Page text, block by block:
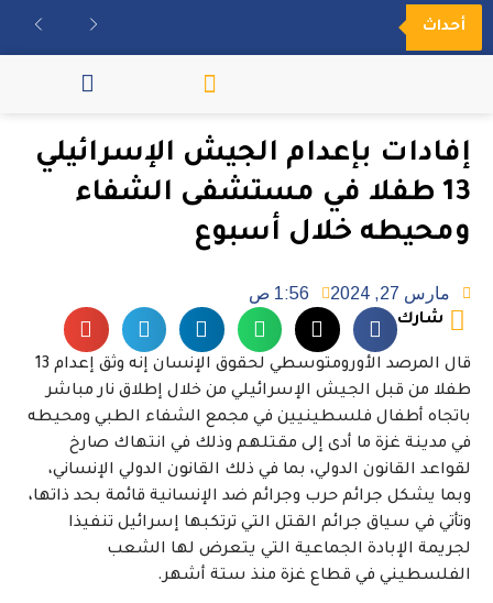
أحداث
إفادات بإعدام الجيش الإسرائيلي
13 طفلا في مستشفى الشفاء
ومحيطه خلال أسبوع
مارس 27, 2024 1:56 ص
شارك
قال المرصد الأورومتوسطي لحقوق الإنسان إنه وثق إعدام 13
طفلا من قبل الجيش الإسرائيلي من خلال إطلاق نار مباشر
باتجاه أطفال فلسطينيين في مجمع الشفاء الطبي ومحيطه
في مدينة غزة ما أدى إلى مقتلهم وذلك في انتهاك صارخ
لقواعد القانون الدولي، بما في ذلك القانون الدولي الإنساني،
وبما يشكل جرائم حرب وجرائم ضد الإنسانية قائمة بحد ذاتها،
وتأتي في سياق جرائم القتل التي ترتكبها إسرائيل تنفيذا
لجريمة الإبادة الجماعية التي يتعرض لها الشعب
الفلسطيني في قطاع غزة منذ ستة أشهر.